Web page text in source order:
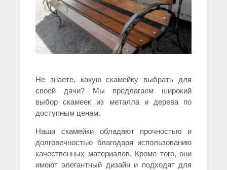
Не знаете, какую скамейку выбрать для
своей дачи? Мы предлагаем широкий
выбор скамеек из металла и дерева по
доступным ценам.
Наши скамейки обладают прочностью и
долговечностью благодаря использованию
качественных материалов. Кроме того, они
имеют элегантный дизайн и подходят для